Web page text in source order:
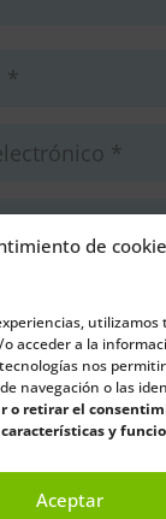
de
utilizamos
acceder a la
nos
navegación o las
o retirar el
y
Aceptar
nombre, correo
web en este
vez que
Enviar